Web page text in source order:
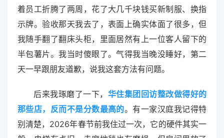
着员工折腾了两周，花了大几千块钱买新制服、换指
示牌。验收那天我去了，表面上确实体面了很多，但
我随手翻了翻床头柜，里面居然有上一位客人留下的
半包薯片。我当时傻眼了。气得我当晚没睡好，第二
天一早跟朋友道歉，说我这套方法有问题。
后来我琢磨了一下， 华住集团回访整改做得好的
那些店，反而不是分数最高的。有一家汉庭我记得特
别清楚，2026年春节前我住过一次，它的硬件其实一